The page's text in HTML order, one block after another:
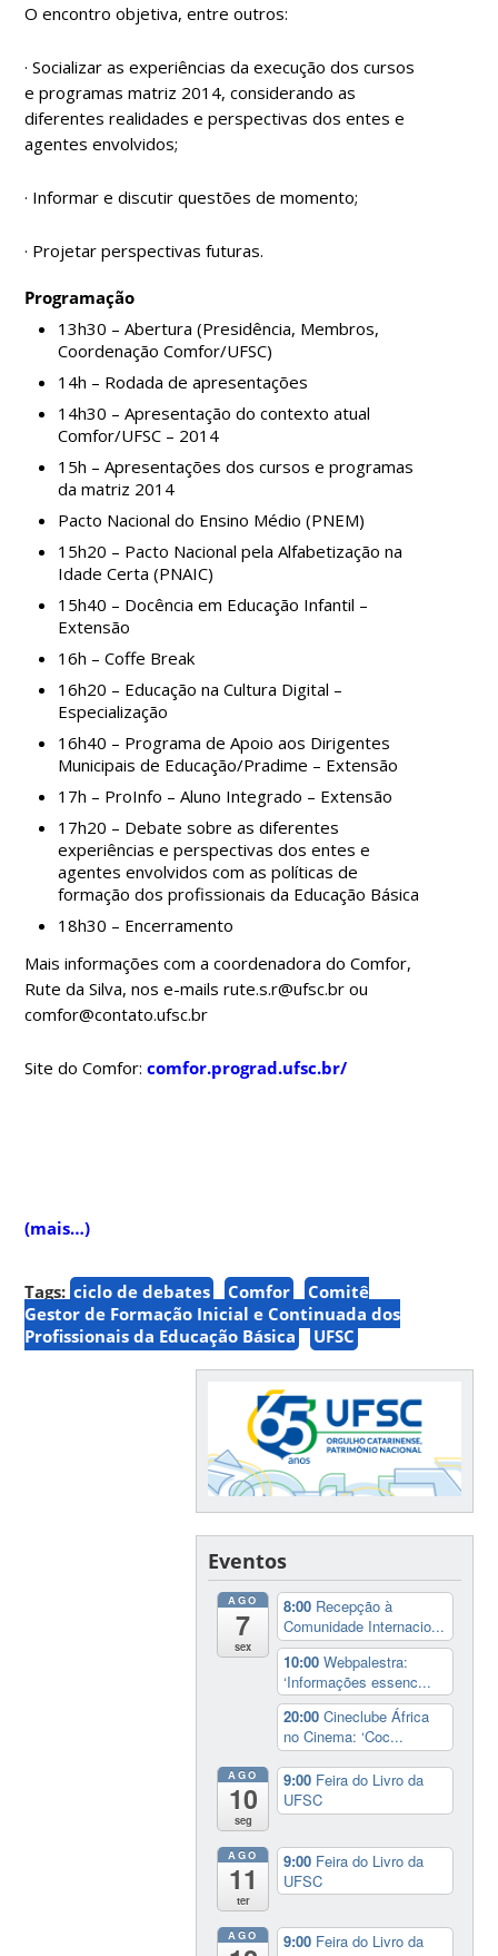
O encontro objetiva, entre outros:
· Socializar as experiências da execução dos cursos
e programas matriz 2014, considerando as
diferentes realidades e perspectivas dos entes e
agentes envolvidos;
· Informar e discutir questões de momento;
· Projetar perspectivas futuras.
Programação
13h30 – Abertura (Presidência, Membros,
Coordenação Comfor/UFSC)
14h – Rodada de apresentações
14h30 – Apresentação do contexto atual
Comfor/UFSC – 2014
15h – Apresentações dos cursos e programas
da matriz 2014
Pacto Nacional do Ensino Médio (PNEM)
15h20 – Pacto Nacional pela Alfabetização na
Idade Certa (PNAIC)
15h40 – Docência em Educação Infantil –
Extensão
16h – Coffe Break
16h20 – Educação na Cultura Digital –
Especialização
16h40 – Programa de Apoio aos Dirigentes
Municipais de Educação/Pradime – Extensão
17h – ProInfo – Aluno Integrado – Extensão
17h20 – Debate sobre as diferentes
experiências e perspectivas dos entes e
agentes envolvidos com as políticas de
formação dos profissionais da Educação Básica
18h30 – Encerramento
Mais informações com a coordenadora do Comfor,
Rute da Silva, nos e-mails rute.s.r@ufsc.br ou
comfor@contato.ufsc.br
Site do Comfor:comfor.prograd.ufsc.br/
(mais…)
Tags: ciclo de debates Comfor
Comitê
Gestor de Formação Inicial e Continuada dos
Profissionais da Educação Básica
UFSC
Eventos
AGO
7
sex
8:00 Recepção à
Comunidade Internacio...
10:00Webpalestra:
‘Informações essenc...
20:00Cineclube África
no Cinema: ‘Coc...
AGO
10
seg
9:00 Feira do Livro da
UFSC
AGO
11
ter
9:00 Feira do Livro da
UFSC
AGO 9:00 Feira do Livro da